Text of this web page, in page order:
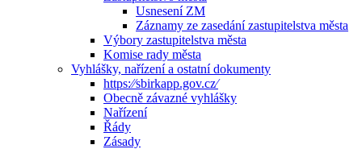
Usnesení ZM
Záznamy ze zasedání zastupitelstva města
Výbory zastupitelstva města
Komise rady města
Vyhlášky, nařízení a ostatní dokumenty
https:⁄⁄sbirkapp.gov.cz⁄
Obecně závazné vyhlášky
Nařízení
Řády
Zásady